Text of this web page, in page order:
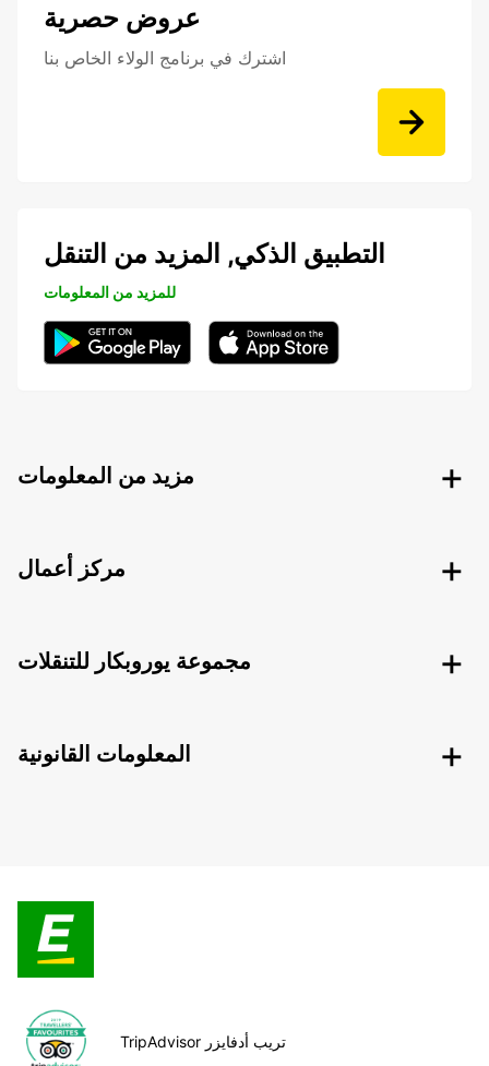
عروض حصرية
اشترك في برنامج الولاء الخاص بنا
التطبيق الذكي, المزيد من التنقل
للمزيد من المعلومات
مزيد من المعلومات
مركز أعمال
مجموعة يوروبكار للتنقلات
المعلومات القانونية
TripAdvisor تريب أدفايزر